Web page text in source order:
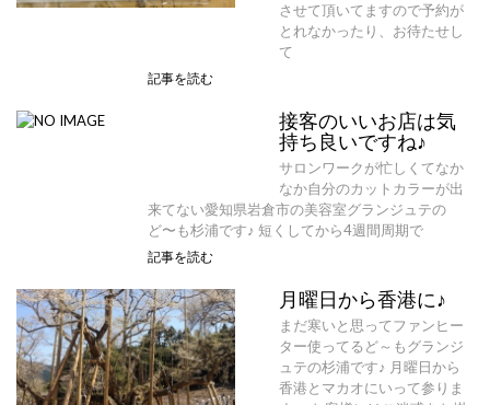
させて頂いてますので予約が
とれなかったり、お待たせし
て
記事を読む
接客のいいお店は気
持ち良いですね♪
サロンワークが忙しくてなか
なか自分のカットカラーが出
来てない愛知県岩倉市の美容室グランジュテの
ど〜も杉浦です♪ 短くしてから4週間周期で
記事を読む
月曜日から香港に♪
まだ寒いと思ってファンヒー
ター使ってるど～もグランジ
ュテの杉浦です♪ 月曜日から
香港とマカオにいって参りま